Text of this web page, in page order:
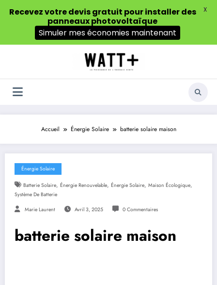
Accueil Énergie Solaire batterie solaire maison
Énergie Solaire
Batterie Solaire, Énergie Renouvelable, Énergie Solaire, Maison Écologique,
Système De Batterie
Marie Laurent Avril 3, 2025 0 Commentaires
batterie solaire maison
Recevez votre devis gratuit pour installer des
panneaux photovoltaïque
Simuler mes économies maintenant
X